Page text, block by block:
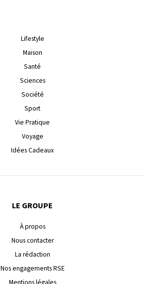
Lifestyle
Maison
Santé
Sciences
Société
Sport
Vie Pratique
Voyage
Idées Cadeaux
LE GROUPE
À propos
Nous contacter
La rédaction
Nos engagements RSE
Mentions légales